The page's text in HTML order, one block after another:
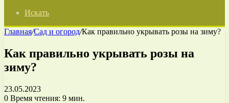
Искать
Главная/Сад и огород/Как правильно укрывать розы на зиму?
Как правильно укрывать розы на
зиму?
23.05.2023
0 Время чтения: 9 мин.